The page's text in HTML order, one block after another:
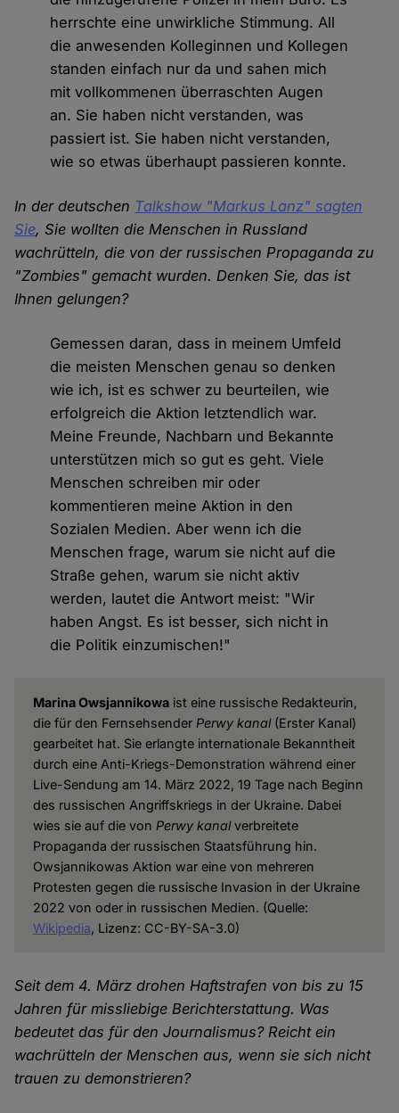
herrschte eine unwirkliche Stimmung. All
die anwesenden Kolleginnen und Kollegen
standen einfach nur da und sahen mich
mit vollkommenen überraschten Augen
an. Sie haben nicht verstanden, was
passiert ist. Sie haben nicht verstanden,
wie so etwas überhaupt passieren konnte.
In der deutschen Talkshow "Markus Lanz" sagten
Sie, Sie wollten die Menschen in Russland
wachrütteln, die von der russischen Propaganda zu
"Zombies" gemacht wurden. Denken Sie, das ist
Ihnen gelungen?
Gemessen daran, dass in meinem Umfeld
die meisten Menschen genau so denken
wie ich, ist es schwer zu beurteilen, wie
erfolgreich die Aktion letztendlich war.
Meine Freunde, Nachbarn und Bekannte
unterstützen mich so gut es geht. Viele
Menschen schreiben mir oder
kommentieren meine Aktion in den
Sozialen Medien. Aber wenn ich die
Menschen frage, warum sie nicht auf die
Straße gehen, warum sie nicht aktiv
werden, lautet die Antwort meist: "Wir
haben Angst. Es ist besser, sich nicht in
die Politik einzumischen!"
Marina Owsjannikowaist eine russische Redakteurin,
die für den Fernsehsender Perwy kanal (Erster Kanal)
gearbeitet hat. Sie erlangte internationale Bekanntheit
durch eine Anti-Kriegs-Demonstration während einer
Live-Sendung am 14. März 2022, 19 Tage nach Beginn
des russischen Angriffskriegs in der Ukraine. Dabei
wies sie auf die von Perwy kanalverbreitete
Propaganda der russischen Staatsführung hin.
Owsjannikowas Aktion war eine von mehreren
Protesten gegen die russische Invasion in der Ukraine
2022 von oder in russischen Medien. (Quelle:
Wikipedia, Lizenz: CC-BY-SA-3.0)
Seit dem 4. März drohen Haftstrafen von bis zu 15
Jahren für missliebige Berichterstattung. Was
bedeutet das für den Journalismus? Reicht ein
wachrütteln der Menschen aus, wenn sie sich nicht
trauen zu demonstrieren?